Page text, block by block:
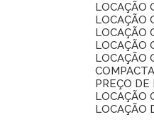
PREÇO
LOCAÇÃO